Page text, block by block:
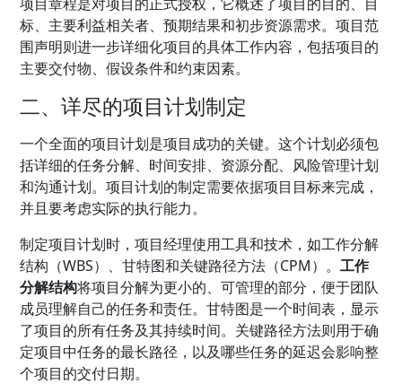
标、主要利益相关者、预期结果和初步资源需求。项目范
围声明则进一步详细化项目的具体工作内容，包括项目的
主要交付物、假设条件和约束因素。
二、详尽的项目计划制定
一个全面的项目计划是项目成功的关键。这个计划必须包
括详细的任务分解、时间安排、资源分配、风险管理计划
和沟通计划。项目计划的制定需要依据项目目标来完成，
并且要考虑实际的执行能力。
制定项目计划时，项目经理使用工具和技术，如工作分解
结构（WBS）、甘特图和关键路径方法（CPM）。工作
分解结构将项目分解为更小的、可管理的部分，便于团队
成员理解自己的任务和责任。甘特图是一个时间表，显示
了项目的所有任务及其持续时间。关键路径方法则用于确
定项目中任务的最长路径，以及哪些任务的延迟会影响整
个项目的交付日期。